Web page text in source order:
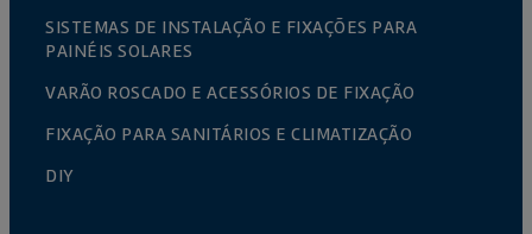
SISTEMAS DE INSTALAÇÃO E FIXAÇÕES PARA
PAINÉIS SOLARES
VARÃO ROSCADO E ACESSÓRIOS DE FIXAÇÃO
FIXAÇÃO PARA SANITÁRIOS E CLIMATIZAÇÃO
DIY